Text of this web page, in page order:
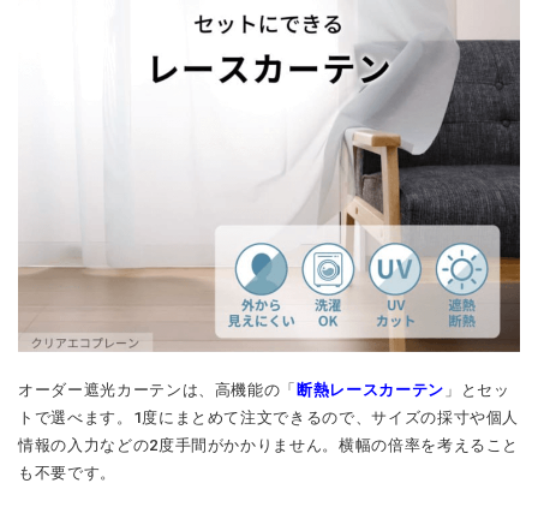
オーダー遮光カーテンは、高機能の「断熱レースカーテン 」とセッ
トで選べます。1度にまとめて注文できるので、サイズの採寸や個人
情報の入力などの2度手間がかかりません。横幅の倍率を考えること
も不要です。